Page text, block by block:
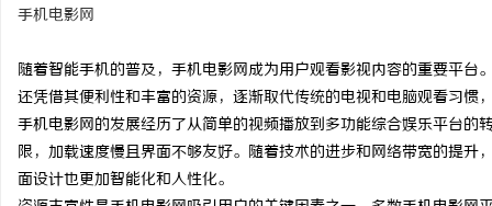
手机电影网
随着智能手机的普及，手机电影网成为用户观看影视内容的重要平
还凭借其便利性和丰富的资源，逐渐取代传统的电视和电脑观看习惯
手机电影网的发展经历了从简单的视频播放到多功能综合娱乐平台
限，加载速度慢且界面不够友好。随着技术的进步和网络带宽的提
面设计也更加智能化和人性化。